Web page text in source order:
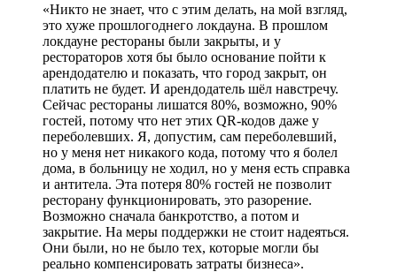
«Никто не знает, что с этим делать, на мой взгляд,
это хуже прошлогоднего локдауна. В прошлом
локдауне рестораны были закрыты, и у
рестораторов хотя бы было основание пойти к
арендодателю и показать, что город закрыт, он
платить не будет. И арендодатель шёл навстречу.
Сейчас рестораны лишатся 80%, возможно, 90%
гостей, потому что нет этих QR-кодов даже у
переболевших. Я, допустим, сам переболевший,
но у меня нет никакого кода, потому что я болел
дома, в больницу не ходил, но у меня есть справка
и антитела. Эта потеря 80% гостей не позволит
ресторану функционировать, это разорение.
Возможно сначала банкротство, а потом и
закрытие. На меры поддержки не стоит надеяться.
Они были, но не было тех, которые могли бы
реально компенсировать затраты бизнеса».